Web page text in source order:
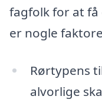
fagfolk for at
er nogle
Rørtypens
alvorlige